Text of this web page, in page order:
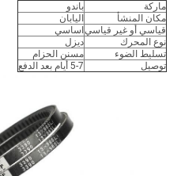
ماركة
باندو
مكان المنشأ
اليابان
قياسي أو غير قياسي اساسي
نوع المحرك
ديزل
تسليط الضوء
مسنن الحزام
توصيل
5-7 أيام بعد الدفع